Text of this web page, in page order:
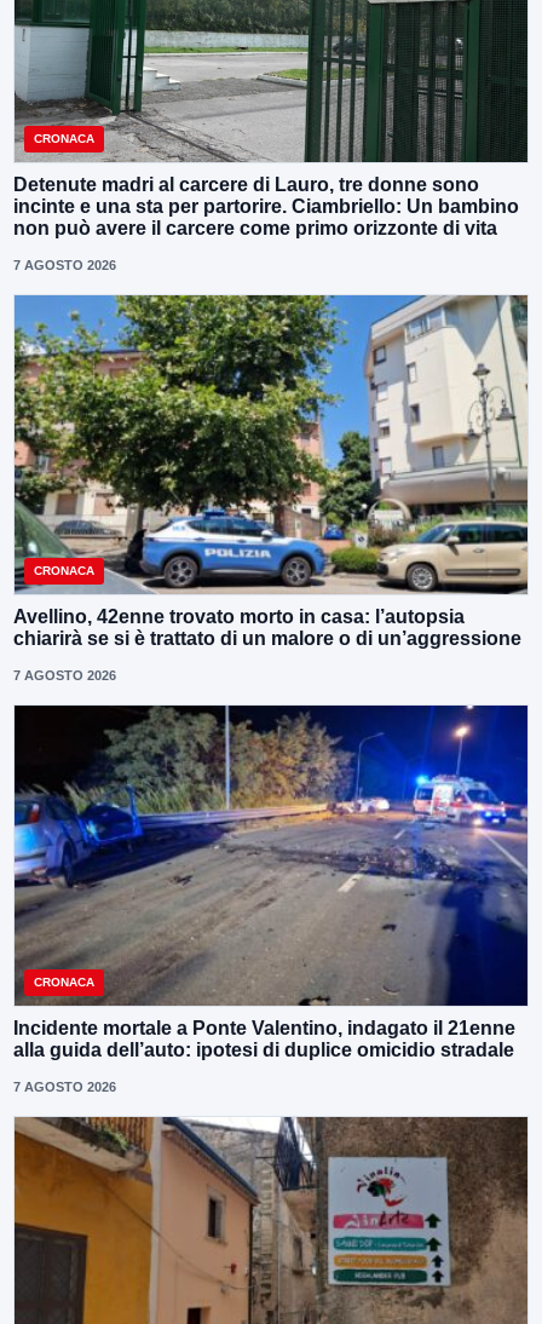
CRONACA
Detenute madri al carcere di Lauro, tre donne sono
incinte e una sta per partorire. Ciambriello: Un bambino
non può avere il carcere come primo orizzonte di vita
7 AGOSTO 2026
CRONACA
Avellino, 42enne trovato morto in casa: l’autopsia
chiarirà se si è trattato di un malore o di un’aggressione
7 AGOSTO 2026
CRONACA
Incidente mortale a Ponte Valentino, indagato il 21enne
alla guida dell’auto: ipotesi di duplice omicidio stradale
7 AGOSTO 2026